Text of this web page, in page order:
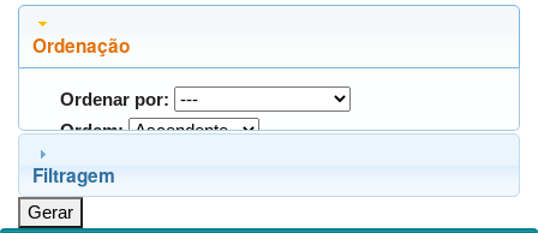
Ordenação
Ordenar por:
Ordem:
Filtragem